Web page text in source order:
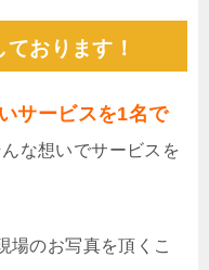
おります！
いサービスを1名で
んな想いでサービスを
場のお写真を頂くこ